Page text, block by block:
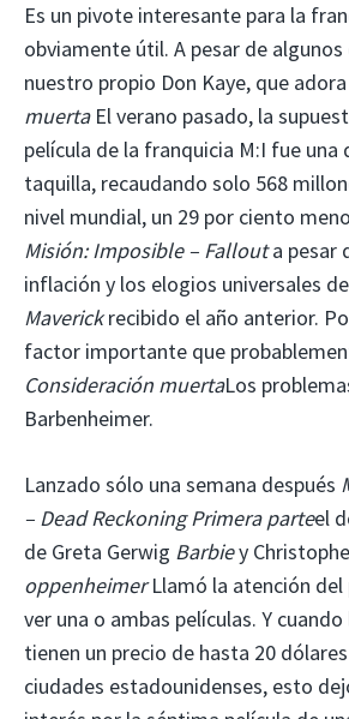
Es un pivote interesante para la
obviamente útil. A pesar de
nuestro propio Don Kaye, que adora
muerta El verano pasado, la
película de la franquicia M:I fue una
taquilla, recaudando solo 568
nivel mundial, un 29 por ciento
Misión: Imposible – Fallouta pesar
inflación y los elogios universales de
Maverickrecibido el año anterior.
factor importante que
Consideración muertaLos
Barbenheimer.
Lanzado sólo una semana después
– Dead Reckoning Primera parteel
de Greta Gerwig Barbiey
oppenheimerLlamó la atención del
ver una o ambas películas. Y
tienen un precio de hasta 20
ciudades estadounidenses, esto